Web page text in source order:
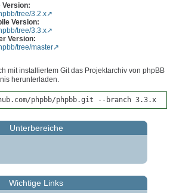
Version:
tree/3.2.x
Version:
tree/3.3.x
Version:
tree/master
mit installiertem Git das Projektarchiv von phpBB
herunterladen.
phpbb/phpbb.git --branch 3.3.x
Unterbereiche
Wichtige Links